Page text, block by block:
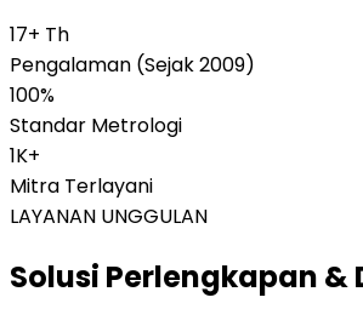
17+ Th
Pengalaman (Sejak 2009)
100%
Standar Metrologi
1K+
Mitra Terlayani
LAYANAN UNGGULAN
Solusi Perlengkapan &